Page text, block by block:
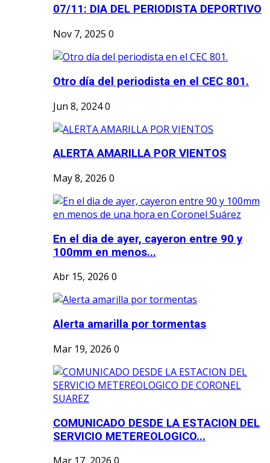
07/11: DIA DEL PERIODISTA DEPORTIVO
Nov 7, 2025 0
Otro día del periodista en el CEC 801.
Jun 8, 20240
ALERTA AMARILLA POR VIENTOS
May 8, 2026 0
En el dia de ayer, cayeron entre 90 y
100mm en menos...
Abr 15, 2026 0
Alerta amarilla por tormentas
Mar 19, 2026 0
COMUNICADO DESDE LA ESTACION DEL
SERVICIO METEREOLOGICO...